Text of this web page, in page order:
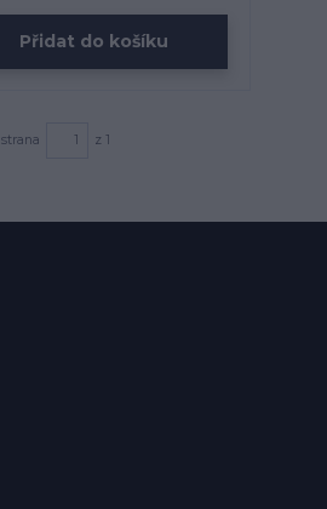
Přidat do košíku
strana z 1